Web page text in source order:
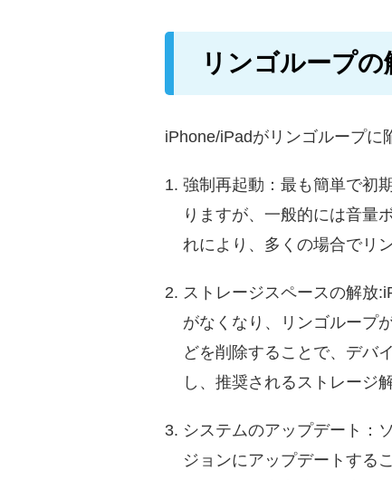
リンゴループの
iPhone/iPadがリンゴループに
強制再起動：最も簡単で初
りますが、一般的には音量
れにより、多くの場合でリ
ストレージスペースの解放
がなくなり、リンゴループ
どを削除することで、デバ
し、推奨されるストレージ
システムのアップデート：
ジョンにアップデートする